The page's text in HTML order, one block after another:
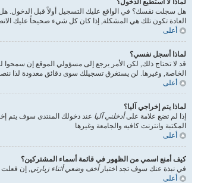
لماذا لا أستطيع الدخول؟
هل سجلت نفسك؟ في الواقع عليك التسجيل أولاً قبل
العادة تكون تلك هي المشكلة, إذا كان كل شيء صحيحاً عليك
أعلى
لماذا أسجل نفسي؟
قد لا تحتاج ذلك, لكن الأمر يرجع إلى مسؤولي الموقع إن
الخاصة, وغيرها. لن يستغرق تسجيلك سوى دقائق معدودة لذا
أعلى
لماذا يتم إخراجي آليا؟
إذا لم تضع علامة علىأدخلني آليا عند دخولك المنتدى سوف يتم
المكتبة وانترنت كافيه والجامعة وغيرها
أعلى
كيف أمنع اسمي من الظهور في قائمة أسماء المشتركين؟
في نبذة عنك سوف تجد اختيارأخف وضعي أثناء زيارتي, إن فعلت
أعلى